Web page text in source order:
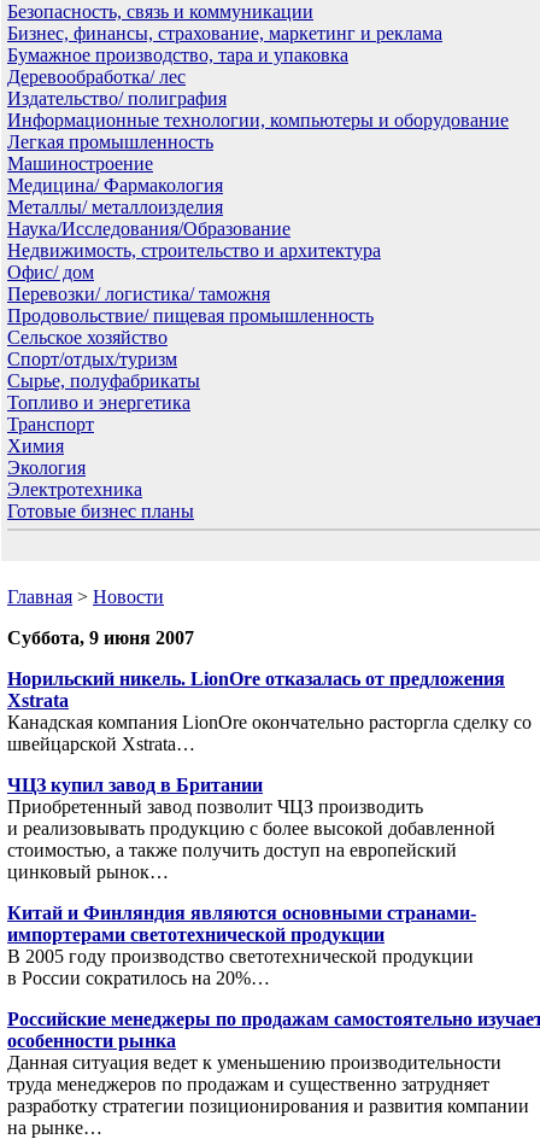
Безопасность, связь и коммуникации
Бизнес, финансы, страхование, маркетинг и реклама
Бумажное производство, тара и упаковка
Деревообработка/ лес
Издательство/ полиграфия
Информационные технологии, компьютеры и оборудование
Легкая промышленность
Машиностроение
Медицина/ Фармакология
Металлы/ металлоизделия
Наука/Исследования/Образование
Недвижимость, строительство и архитектура
Офис/ дом
Перевозки/ логистика/ таможня
Продовольствие/ пищевая промышленность
Сельское хозяйство
Спорт/отдых/туризм
Сырье, полуфабрикаты
Топливо и энергетика
Транспорт
Химия
Экология
Электротехника
Готовые бизнес планы
Главная > Новости
Суббота, 9 июня 2007
Норильский никель. LionOre отказалась от предложения
Xstrata
Канадская компания LionOre окончательно расторгла сделку со
швейцарской Xstrata…
ЧЦЗ купил завод в Британии
Приобретенный завод позволит ЧЦЗ производить
и реализовывать продукцию с более высокой добавленной
стоимостью, а также получить доступ на европейский
цинковый рынок…
Китай и Финляндия являются основными странами-
импортерами светотехнической продукции
В 2005 году производство светотехнической продукции
в России сократилось на 20%…
Российские менеджеры по продажам самостоятельно
особенности рынка
Данная ситуация ведет к уменьшению производительности
труда менеджеров по продажам и существенно затрудняет
разработку стратегии позиционирования и развития компании
на рынке…